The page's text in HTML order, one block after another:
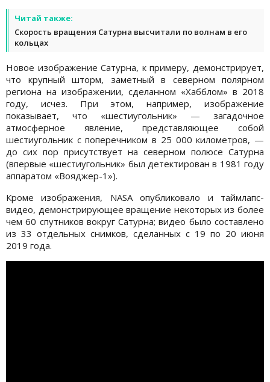
Читай также:
Скорость вращения Сатурна высчитали по волнам в его
кольцах
Новое изображение Сатурна, к примеру, демонстрирует,
что крупный шторм, заметный в северном полярном
региона на изображении, сделанном «Хабблом» в 2018
году, исчез. При этом, например, изображение
показывает, что «шестиугольник» — загадочное
атмосферное явление, представляющее собой
шестиугольник с поперечником в 25 000 километров, —
до сих пор присутствует на северном полюсе Сатурна
(впервые «шестиугольник» был детектирован в 1981 году
аппаратом «Вояджер-1»).
Кроме изображения, NASA опубликовало и таймлапс-
видео, демонстрирующее вращение некоторых из более
чем 60 спутников вокруг Сатурна; видео было составлено
из 33 отдельных снимков, сделанных с 19 по 20 июня
2019 года.